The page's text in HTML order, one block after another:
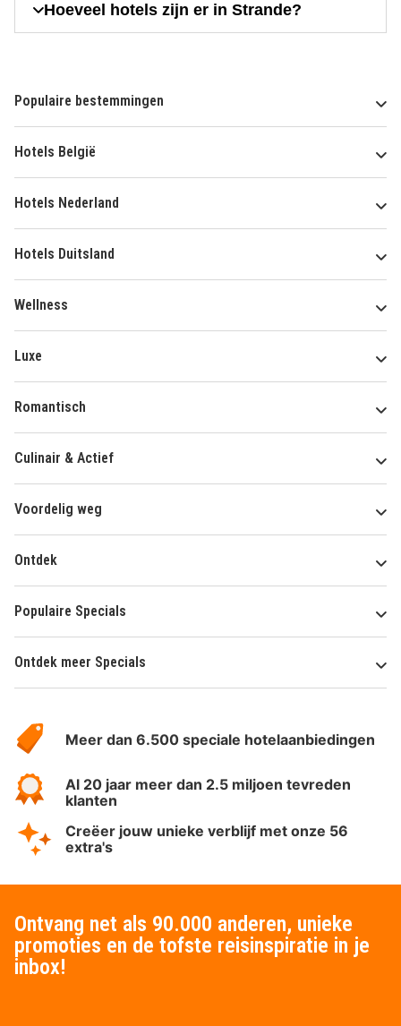
Hoeveel hotels zijn er in Strande?
Populaire bestemmingen
Hotels België
Hotels Nederland
Hotels Duitsland
Wellness
Luxe
Romantisch
Culinair & Actief
Voordelig weg
Ontdek
Populaire Specials
Ontdek meer Specials
HotelSpecials
Meer dan 6.500 speciale hotelaanbiedingen
Al 20 jaar meer dan 2.5 miljoen tevreden
klanten
Creëer jouw unieke verblijf met onze 56
extra's
Ontvang net als 90.000 anderen, unieke
promoties en de tofste reisinspiratie in je
inbox!